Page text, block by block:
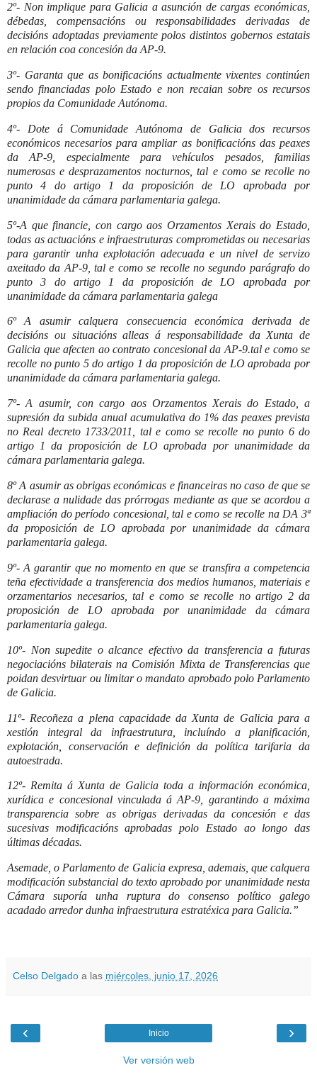
2º- Non implique para Galicia a asunción de cargas económicas,
débedas, compensacións ou responsabilidades derivadas de
decisións adoptadas previamente polos distintos gobernos estatais
en relación coa concesión da AP-9.
3º- Garanta que as bonificacións actualmente vixentes continúen
sendo financiadas polo Estado e non recaian sobre os recursos
propios da Comunidade Autónoma.
4º- Dote á Comunidade Autónoma de Galicia dos recursos
económicos necesarios para ampliar as bonificacións das peaxes
da AP-9, especialmente para vehículos pesados, familias
numerosas e desprazamentos nocturnos, tal e como se recolle no
punto 4 do artigo 1 da proposición de LO aprobada por
unanimidade da cámara parlamentaria galega.
5º-A que financie, con cargo aos Orzamentos Xerais do Estado,
todas as actuacións e infraestruturas comprometidas ou necesarias
para garantir unha explotación adecuada e un nivel de servizo
axeitado da AP-9, tal e como se recolle no segundo parágrafo do
punto 3 do artigo 1 da proposición de LO aprobada por
unanimidade da cámara parlamentaria galega
6º A asumir calquera consecuencia económica derivada de
decisións ou situacións alleas á responsabilidade da Xunta de
Galicia que afecten ao contrato concesional da AP-9.tal e como se
recolle no punto 5 do artigo 1 da proposición de LO aprobada por
unanimidade da cámara parlamentaria galega.
7º- A asumir, con cargo aos Orzamentos Xerais do Estado, a
supresión da subida anual acumulativa do 1% das peaxes prevista
no Real decreto 1733/2011, tal e como se recolle no punto 6 do
artigo 1 da proposición de LO aprobada por unanimidade da
cámara parlamentaria galega.
8º A asumir as obrigas económicas e financeiras no caso de que se
declarase a nulidade das prórrogas mediante as que se acordou a
ampliación do período concesional, tal e como se recolle na DA 3ª
da proposición de LO aprobada por unanimidade da cámara
parlamentaria galega.
9º- A garantir que no momento en que se transfira a competencia
teña efectividade a transferencia dos medios humanos, materiais e
orzamentarios necesarios, tal e como se recolle no artigo 2 da
proposición de LO aprobada por unanimidade da cámara
parlamentaria galega.
10º- Non supedite o alcance efectivo da transferencia a futuras
negociacións bilaterais na Comisión Mixta de Transferencias que
poidan desvirtuar ou limitar o mandato aprobado polo Parlamento
de Galicia.
11º- Recoñeza a plena capacidade da Xunta de Galicia para a
xestión integral da infraestrutura, incluíndo a planificación,
explotación, conservación e definición da política tarifaria da
autoestrada.
12º- Remita á Xunta de Galicia toda a información económica,
xurídica e concesional vinculada á AP-9, garantindo a máxima
transparencia sobre as obrigas derivadas da concesión e das
sucesivas modificacións aprobadas polo Estado ao longo das
últimas décadas.
Asemade, o Parlamento de Galicia expresa, ademais, que calquera
modificación substancial do texto aprobado por unanimidade nesta
Cámara suporía unha ruptura do consenso político galego
acadado arredor dunha infraestrutura estratéxica para Galicia.”
Celso Delgado a las miércoles, junio 17, 2026
‹ ›
Inicio
Ver versión web